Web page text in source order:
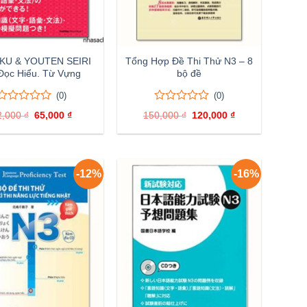
& YOUTEN SEIRI
Hiểu. Từ Vựng
(0)
₫ Giá
là:
65,000₫
tại
Tổng Hợp Đề Thi Thử N3 – 8
bộ đề
0
trên
5
0
(0)
150,000₫ Giá
là:
120,000₫
tại
-12% -16%